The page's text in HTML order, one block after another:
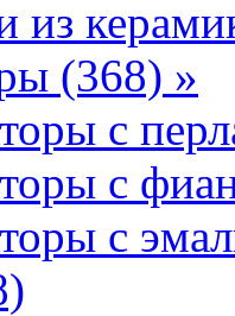
из
(368) »
с
с
с